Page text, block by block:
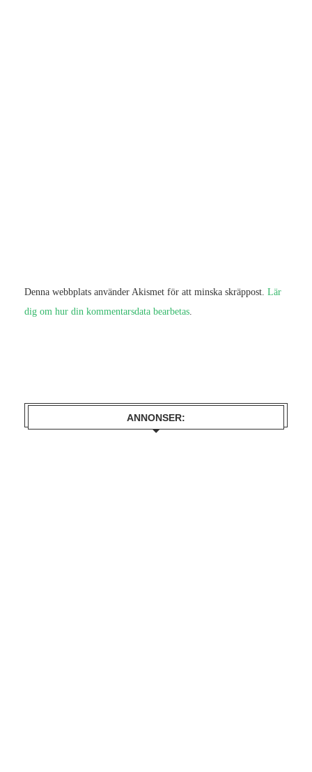
Denna webbplats använder Akismet för att minska skräppost. Lär
dig om hur din kommentarsdata bearbetas.
ANNONSER: